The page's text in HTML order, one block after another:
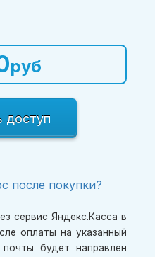
руб
доступ
после покупки?
сервис Яндекс.Касса в
оплаты на указанный
будет направлен